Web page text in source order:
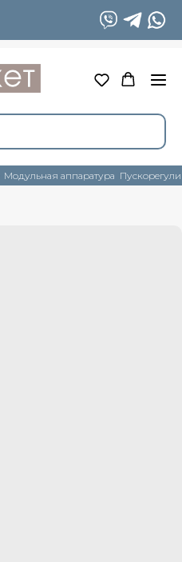
Модульная аппаратура